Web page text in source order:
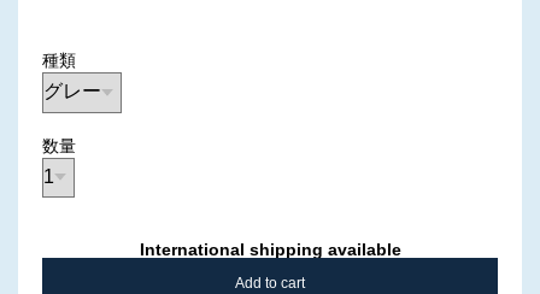
種類
数量
International shipping available
Add to cart